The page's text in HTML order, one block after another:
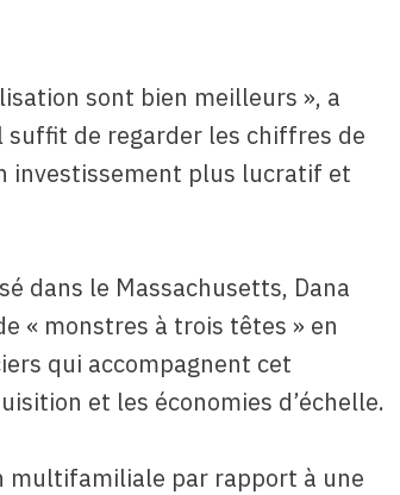
sont bien meilleurs », a
suffit de regarder les chiffres de
investissement plus lucratif et
dans le Massachusetts, Dana
« monstres à trois têtes » en
qui accompagnent cet
et les économies d’échelle.
multifamiliale par rapport à une